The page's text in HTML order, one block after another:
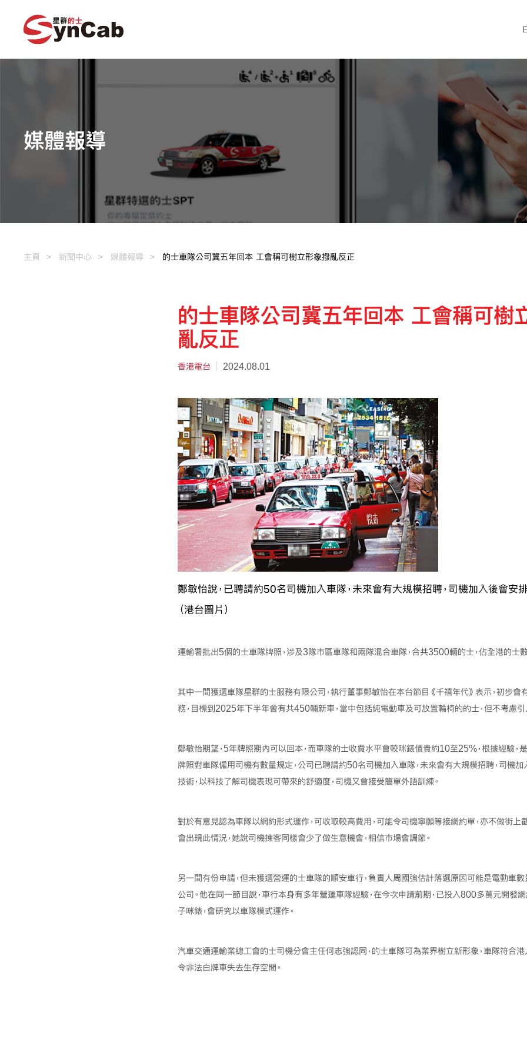
媒體報導
主頁 新聞中心 媒體報導 的士車隊公司冀五年回本 工會稱可樹立形象撥亂反正
的士車隊公司冀五年回本 工會稱可樹
亂反正
香港電台 2024.08.01
鄭敏怡說，已聘請約50名司機加入車隊，未來會有大規模招聘，司機加入後會安
（港台圖片）
運輸署批出5個的士車隊牌照，涉及3隊市區車隊和兩隊混合車隊，合共3500輛的士，佔全港的士
其中一間獲選車隊星群的士服務有限公司，執行董事鄭敏怡在本台節目《千禧年代》表示，初步
務，目標到2025年下半年會有共450輛新車，當中包括純電動車及可放置輪椅的的士，但不考慮
鄭敏怡期望，5年牌照期內可以回本，而車隊的士收費水平會較咪錶價貴約10至25%，根據經驗，
牌照對車隊僱用司機有數量規定，公司已聘請約50名司機加入車隊，未來會有大規模招聘，司機
技術，以科技了解司機表現可帶來的舒適度，司機又會接受簡單外語訓練。
對於有意見認為車隊以網約形式運作，可收取較高費用，可能令司機寧願等接網約單，亦不做街上
會出現此情況，她說司機揀客同樣會少了做生意機會，相信市場會調節。
另一間有份申請，但未獲選營運的士車隊的順安車行，負責人周國強估計落選原因可能是電動車
公司。他在同一節目說，車行本身有多年營運車隊經驗，在今次申請前期，已投入800多萬元開發
子咪錶，會研究以車隊模式運作。
汽車交通運輸業總工會的士司機分會主任何志強認同，的士車隊可為業界樹立新形象，車隊符合港
令非法白牌車失去生存空間。